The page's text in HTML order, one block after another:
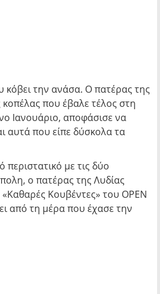
την ανάσα. Ο πατέρας της
που έβαλε τέλος στη
Ιανουάριο, αποφάσισε να
αυτά που είπε δύσκολα τα
με τις δύο
ο πατέρας της Λυδίας
«Καθαρές Κουβέντες» του OPEN
από τη μέρα που έχασε την